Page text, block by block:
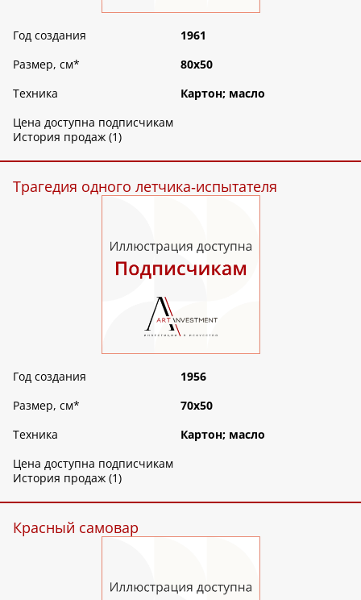
Год создания
1961
Размер, см*
80х50
Техника
Картон; масло
Цена доступна подписчикам
История продаж (1)
Трагедия одного летчика‑испытателя
Год создания
1956
Размер, см*
70х50
Техника
Картон; масло
Цена доступна подписчикам
История продаж (1)
Красный самовар